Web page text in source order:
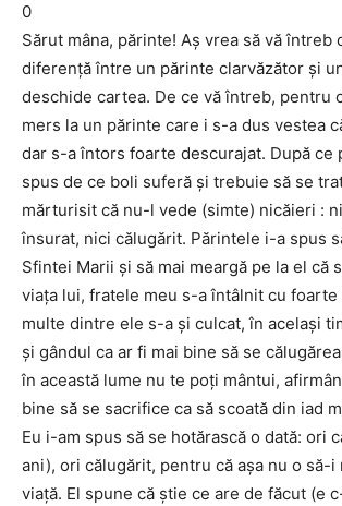
0
Sărut mâna, părinte! Aș vrea să vă întreb
diferență între un părinte clarvăzător și
deschide cartea. De ce vă întreb, pentru
mers la un părinte care i s-a dus vestea
dar s-a întors foarte descurajat. După ce
spus de ce boli suferă și trebuie să se
mărturisit că nu-l vede (simte) nicăieri :
însurat, nici călugărit. Părintele i-a spus
Sfintei Marii și să mai meargă pe la el că
viața lui, fratele meu s-a întâlnit cu
multe dintre ele s-a și culcat, în același
și gândul ca ar fi mai bine să se
în această lume nu te poți mântui,
bine să se sacrifice ca să scoată din iad
Eu i-am spus să se hotărască o dată: ori
ani), ori călugărit, pentru că așa nu o să-i
viață. El spune că știe ce are de făcut (e